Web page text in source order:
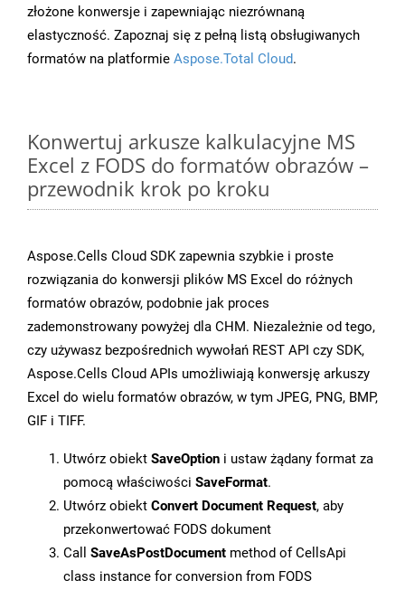
złożone konwersje i zapewniając niezrównaną
elastyczność. Zapoznaj się z pełną listą obsługiwanych
formatów na platformie Aspose.Total Cloud.
Konwertuj arkusze kalkulacyjne MS
Excel z FODS do formatów obrazów –
przewodnik krok po kroku
Aspose.Cells Cloud SDK zapewnia szybkie i proste
rozwiązania do konwersji plików MS Excel do różnych
formatów obrazów, podobnie jak proces
zademonstrowany powyżej dla CHM. Niezależnie od tego,
czy używasz bezpośrednich wywołań REST API czy SDK,
Aspose.Cells Cloud APIs umożliwiają konwersję arkuszy
Excel do wielu formatów obrazów, w tym JPEG, PNG, BMP,
GIF i TIFF.
Utwórz obiekt SaveOption i ustaw żądany format za
pomocą właściwości SaveFormat.
Utwórz obiekt Convert Document Request, aby
przekonwertować FODS dokument
Call SaveAsPostDocument method of CellsApi
class instance for conversion from FODS